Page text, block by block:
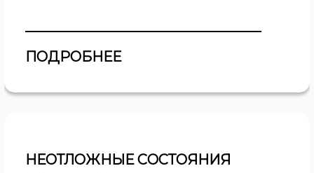
ПОДРОБНЕЕ
НЕОТЛОЖНЫЕ СОСТОЯНИЯ